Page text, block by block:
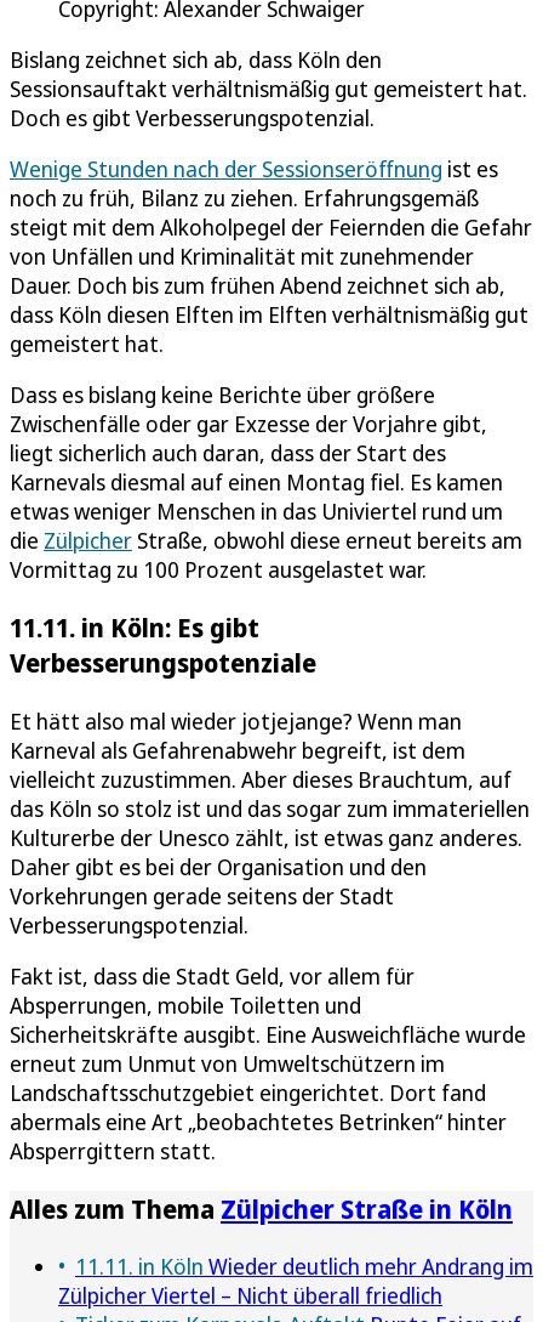
Copyright: Alexander Schwaiger
Bislang zeichnet sich ab, dass Köln den
Sessionsauftakt verhältnismäßig gut gemeistert hat.
Doch es gibt Verbesserungspotenzial.
Wenige Stunden nach der Sessionseröffnung ist es
noch zu früh, Bilanz zu ziehen. Erfahrungsgemäß
steigt mit dem Alkoholpegel der Feiernden die Gefahr
von Unfällen und Kriminalität mit zunehmender
Dauer. Doch bis zum frühen Abend zeichnet sich ab,
dass Köln diesen Elften im Elften verhältnismäßig gut
gemeistert hat.
Dass es bislang keine Berichte über größere
Zwischenfälle oder gar Exzesse der Vorjahre gibt,
liegt sicherlich auch daran, dass der Start des
Karnevals diesmal auf einen Montag fiel. Es kamen
etwas weniger Menschen in das Univiertel rund um
die Zülpicher Straße, obwohl diese erneut bereits am
Vormittag zu 100 Prozent ausgelastet war.
11.11. in Köln: Es gibt
Verbesserungspotenziale
Et hätt also mal wieder jotjejange? Wenn man
Karneval als Gefahrenabwehr begreift, ist dem
vielleicht zuzustimmen. Aber dieses Brauchtum, auf
das Köln so stolz ist und das sogar zum immateriellen
Kulturerbe der Unesco zählt, ist etwas ganz anderes.
Daher gibt es bei der Organisation und den
Vorkehrungen gerade seitens der Stadt
Verbesserungspotenzial.
Fakt ist, dass die Stadt Geld, vor allem für
Absperrungen, mobile Toiletten und
Sicherheitskräfte ausgibt. Eine Ausweichfläche wurde
erneut zum Unmut von Umweltschützern im
Landschaftsschutzgebiet eingerichtet. Dort fand
abermals eine Art „beobachtetes Betrinken“ hinter
Absperrgittern statt.
Alles zum Thema Zülpicher Straße in Köln
11.11. in Köln Wieder deutlich mehr Andrang im
Zülpicher Viertel – Nicht überall friedlich